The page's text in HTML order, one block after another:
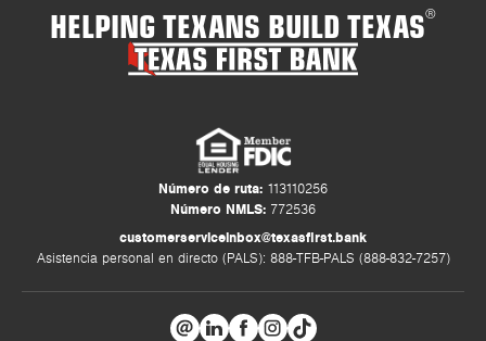
HELPING TEXANS BUILD TEXAS®
Número de ruta: 113110256
Número NMLS: 772536
customerserviceinbox@texasfirst.bank
Asistencia personal en directo (PALS): 888-TFB-PALS (888-832-7257)